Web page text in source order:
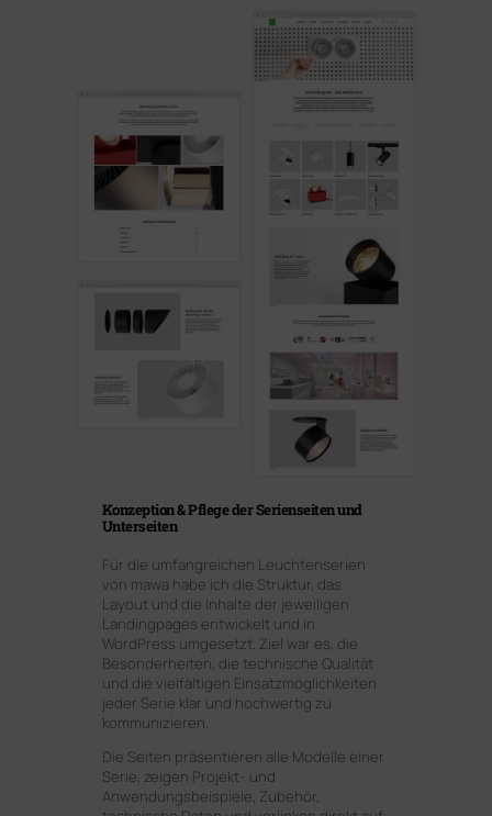
Konzeption & Pflege der Serienseiten und
Unterseiten
Für die umfangreichen Leuchtenserien
von mawa habe ich die Struktur, das
Layout und die Inhalte der jeweiligen
Landingpages entwickelt und in
WordPress umgesetzt. Ziel war es, die
Besonderheiten, die technische Qualität
und die vielfältigen Einsatzmöglichkeiten
jeder Serie klar und hochwertig zu
kommunizieren.
Die Seiten präsentieren alle Modelle einer
Serie, zeigen Projekt- und
Anwendungsbeispiele, Zubehör,